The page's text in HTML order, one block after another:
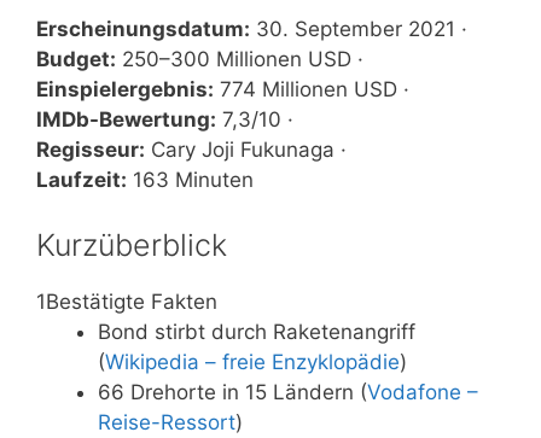
Erscheinungsdatum: 30. September 2021 ·
Budget: 250–300 Millionen USD ·
Einspielergebnis: 774 Millionen USD ·
IMDb-Bewertung: 7,3/10 ·
Regisseur: Cary Joji Fukunaga ·
Laufzeit: 163 Minuten
Kurzüberblick
1Bestätigte Fakten
Bond stirbt durch Raketenangriff
(Wikipedia – freie Enzyklopädie)
66 Drehorte in 15 Ländern (Vodafone –
Reise-Ressort)